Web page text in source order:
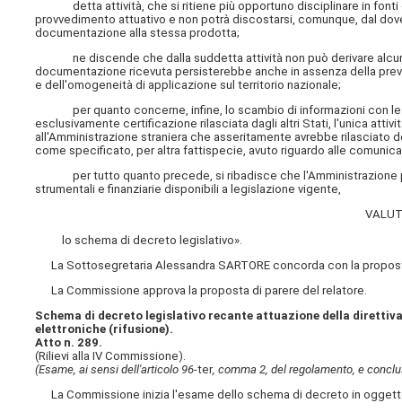
detta attività, che si ritiene più opportuno disciplinare in fonti di
provvedimento attuativo e non potrà discostarsi, comunque, dal
documentazione alla stessa prodotta;
ne discende che dalla suddetta attività non può derivare alcun
documentazione ricevuta persisterebbe anche in assenza della
e dell'omogeneità di applicazione sul territorio nazionale;
per quanto concerne, infine, lo scambio di informazioni con le
esclusivamente certificazione rilasciata dagli altri Stati, l'unica
all'Amministrazione straniera che asseritamente avrebbe
come specificato, per altra fattispecie, avuto riguardo alle
per tutto quanto precede, si ribadisce che l'Amministrazione
strumentali e finanziarie disponibili a legislazione vigente,
lo schema di decreto legislativo».
La Sottosegretaria Alessandra SARTORE concorda con la
La Commissione approva la proposta di parere del relatore.
Schema di decreto legislativo recante attuazione della
elettroniche (rifusione).
Atto n. 289.
(Rilievi alla IV Commissione).
(Esame, ai sensi dell'articolo 96-ter, comma 2, del regolamento, e
La Commissione inizia l'esame dello schema di decreto in